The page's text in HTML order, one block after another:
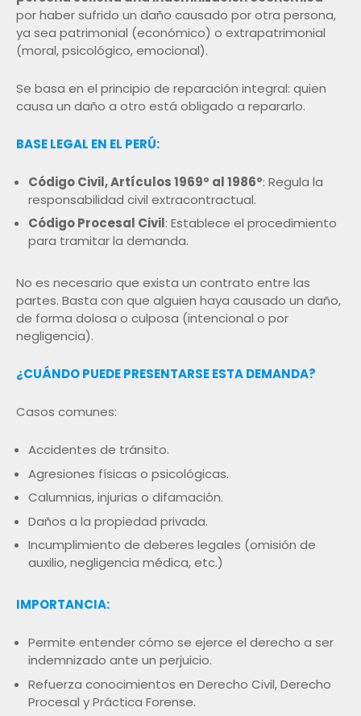
por haber sufrido un daño causado por otra persona,
ya sea patrimonial (económico) o extrapatrimonial
(moral, psicológico, emocional).
Se basa en el principio de reparación integral: quien
causa un daño a otro está obligado a repararlo.
BASE LEGAL EN EL PERÚ:
Código Civil, Artículos 1969º al 1986º: Regula la
responsabilidad civil extracontractual.
Código Procesal Civil: Establece el procedimiento
para tramitar la demanda.
No es necesario que exista un contrato entre las
partes. Basta con que alguien haya causado un daño,
de forma dolosa o culposa (intencional o por
negligencia).
¿CUÁNDO PUEDE PRESENTARSE ESTA DEMANDA?
Casos comunes:
Accidentes de tránsito.
Agresiones físicas o psicológicas.
Calumnias, injurias o difamación.
Daños a la propiedad privada.
Incumplimiento de deberes legales (omisión de
auxilio, negligencia médica, etc.)
IMPORTANCIA:
Permite entender cómo se ejerce el derecho a ser
indemnizado ante un perjuicio.
Refuerza conocimientos en Derecho Civil, Derecho
Procesal y Práctica Forense.